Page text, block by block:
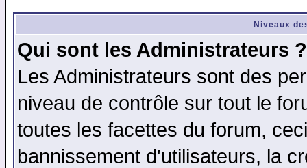
Niveaux
Qui sont les Administrateurs ?
Les Administrateurs sont des
niveau de contrôle sur tout le
toutes les facettes du forum,
bannissement d'utilisateurs, la